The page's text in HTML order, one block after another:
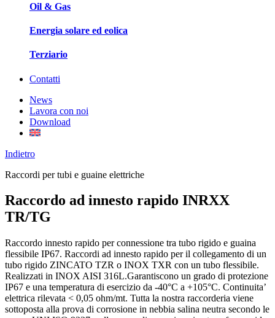
Oil & Gas
Energia solare ed eolica
Terziario
Contatti
News
Lavora con noi
Download
Indietro
Raccordi per tubi e guaine elettriche
Raccordo ad innesto rapido INRXX
TR/TG
Raccordo innesto rapido per connessione tra tubo rigido e guaina
flessibile IP67. Raccordi ad innesto rapido per il collegamento di un
tubo rigido ZINCATO TZR o INOX TXR con un tubo flessibile.
Realizzati in INOX AISI 316L.Garantiscono un grado di protezione
IP67 e una temperatura di esercizio da -40°C a +105°C. Continuita’
elettrica rilevata < 0,05 ohm/mt. Tutta la nostra raccorderia viene
sottoposta alla prova di corrosione in nebbia salina neutra secondo le